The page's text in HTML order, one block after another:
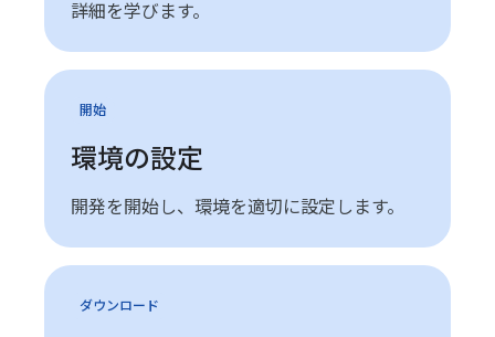
詳細を学びます。
開始
環境の設定
開発を開始し、環境を適切に設定します。
ダウンロード